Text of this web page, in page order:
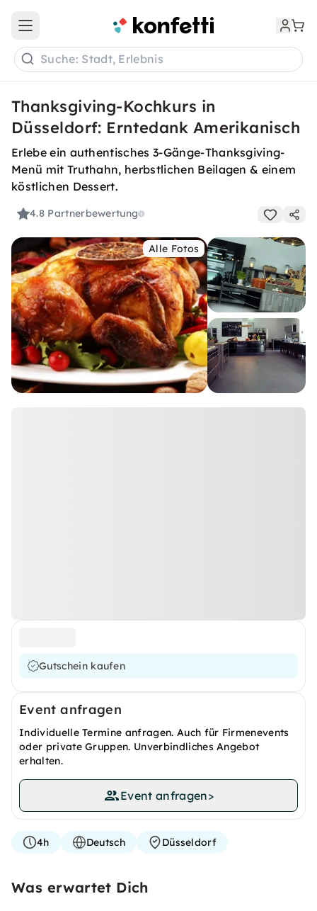
Open main menu
Suche: Stadt, Erlebnis
Thanksgiving-Kochkurs in
Düsseldorf: Erntedank Amerikanisch
Erlebe ein authentisches 3-Gänge-Thanksgiving-
Menü mit Truthahn, herbstlichen Beilagen & einem
köstlichen Dessert.
4.8 Partnerbewertung
Alle Fotos
Gutschein kaufen
Event anfragen
Individuelle Termine anfragen. Auch für Firmenevents
oder private Gruppen. Unverbindliches Angebot
erhalten.
Event anfragen>
4h Deutsch Düsseldorf
Was erwartet Dich